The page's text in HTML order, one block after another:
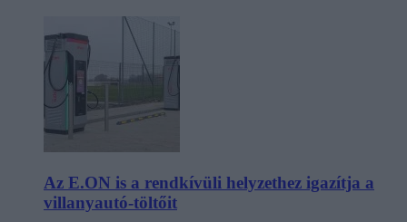
Az E.ON is a rendkívüli helyzethez igazítja a
villanyautó-töltőit